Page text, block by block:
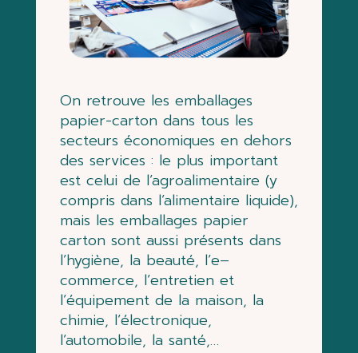
On retrouve les emballages
papier-carton dans tous les
secteurs économiques en dehors
des services : le plus important
est celui de l’agroalimentaire (y
compris dans l’alimentaire liquide),
mais les emballages papier
carton sont aussi présents dans
l’hygiène, la beauté, l’e–
commerce, l’entretien et
l’équipement de la maison, la
chimie, l’électronique,
l’automobile, la santé,…